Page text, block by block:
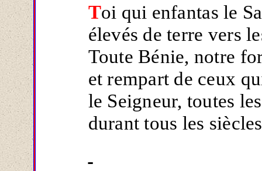
Toi qui enfantas le
élevés de terre vers
Toute Bénie, notre
et rempart de ceux
le Seigneur, toutes
durant tous les